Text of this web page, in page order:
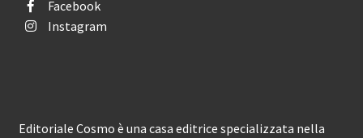
Facebook
Instagram
Editoriale Cosmo è una casa editrice specializzata nella